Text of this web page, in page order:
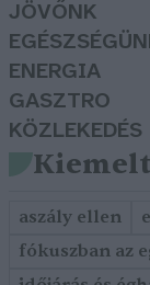
JÖVŐNK
ENERGIA
GASZTRO
KÖZLEKEDÉS
aszály ellen
fókuszban az